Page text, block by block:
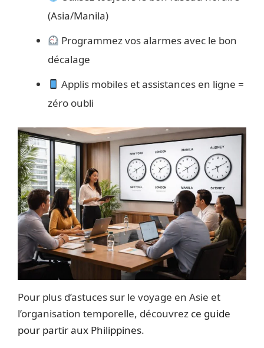
(Asia/Manila)
Programmez vos alarmes avec le bon
décalage
Applis mobiles et assistances en ligne =
zéro oubli
Pour plus d’astuces sur le voyage en Asie et
l’organisation temporelle, découvrez ce guide
pour partir aux Philippines.